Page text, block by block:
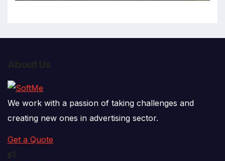
We work with a passion of taking challenges and
creating new ones in advertising sector.
Get a Quote